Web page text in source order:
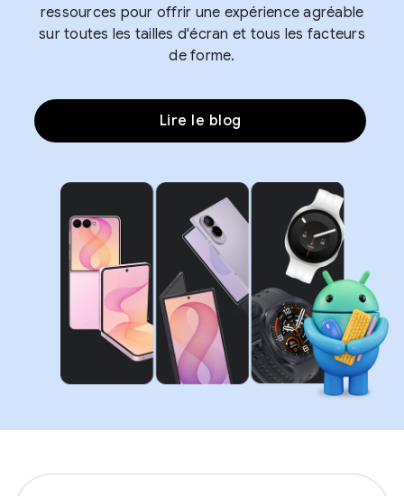
ressources pour offrir une expérience agréable
sur toutes les tailles d'écran et tous les facteurs
de forme.
Lire le blog